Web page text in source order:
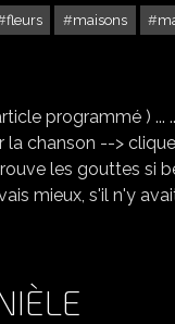
fleurs maisons
programmé ) ...
chanson -->
les gouttes si
mieux, s'il n'y